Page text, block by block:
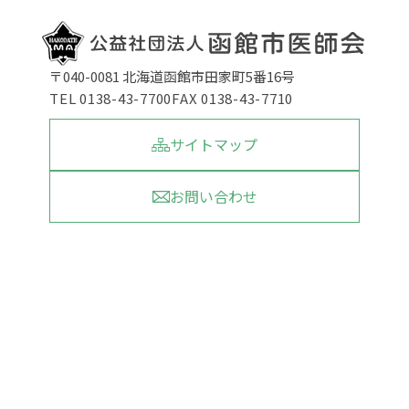
〒040-0081 北海道函館市田家町5番16号
TEL 0138-43-7700FAX 0138-43-7710
サイトマップ
お問い合わせ